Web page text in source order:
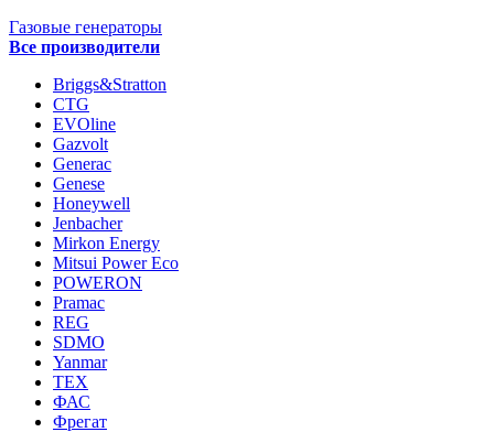
Газовые генераторы
Все производители
Briggs&Stratton
CTG
EVOline
Gazvolt
Generac
Genese
Honeywell
Jenbacher
Mirkon Energy
Mitsui Power Eco
POWERON
Pramac
REG
SDMO
Yanmar
ТЕХ
ФАС
Фрегат